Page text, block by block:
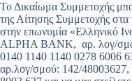
Το Δικαίωμα Συμμετοχής
της Αίτησης Συμμετοχής
στην επωνυμία «Ελληνικό
ALPHA BANK, αρ. λογ/
0140 1140 1140 0278
αρ.λογ/σμού: 142/